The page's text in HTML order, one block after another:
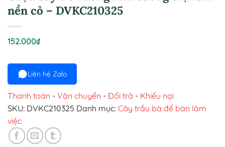
nền cỏ – DVKC210325
152.000₫
Liên hệ Zalo
Thanh toán - Vận chuyển - Đổi trả - Khiếu nại
SKU: DVKC210325 Danh mục: Cây trầu bà để bàn làm
việc